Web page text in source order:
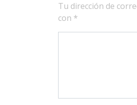
Tu dirección de
con *